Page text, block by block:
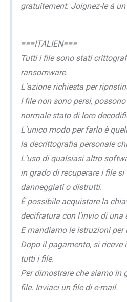
gratuitement. Joignez-le à
===ITALIEN===
Tutti i file sono stati
ransomware.
L'azione richiesta per
I file non sono persi,
normale stato di loro
L'unico modo per farlo è
la decrittografia personale
L'uso di qualsiasi altro
in grado di recuperare i file
danneggiati o distrutti.
È possibile acquistare la
decifratura con l'invio di una
E mandiamo le istruzioni per
Dopo il pagamento, si
tutti i file.
Per dimostrare che siamo in
file. Inviaci un file di e-mail.